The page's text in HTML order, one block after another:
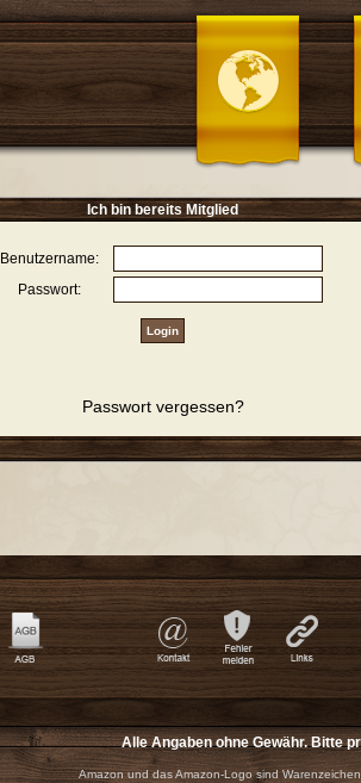
Ich bin bereits Mitglied
Benutzername:
Passwort:
Passwort vergessen?
Alle Angaben ohne Gewähr. Bitte
Amazon und das Amazon-Logo sind